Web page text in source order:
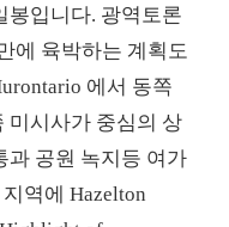
봉입니다. 광역토론
에 육박하는 계획도
에서 동쪽
미시사가 중심의 상
과 공원 녹지등 여가
역에 Hazelton